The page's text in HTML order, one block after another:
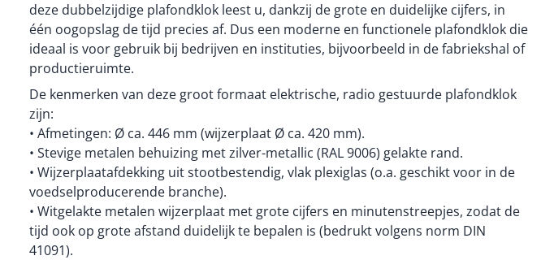
deze dubbelzijdige plafondklok leest u, dankzij de grote en duidelijke cijfers, in
één oogopslag de tijd precies af. Dus een moderne en functionele plafondklok die
ideaal is voor gebruik bij bedrijven en instituties, bijvoorbeeld in de fabriekshal of
productieruimte.
De kenmerken van deze groot formaat elektrische, radio gestuurde plafondklok
zijn:
• Afmetingen: Ø ca. 446 mm (wijzerplaat Ø ca. 420 mm).
• Stevige metalen behuizing met zilver-metallic (RAL 9006) gelakte rand.
• Wijzerplaatafdekking uit stootbestendig, vlak plexiglas (o.a. geschikt voor in de
voedselproducerende branche).
• Witgelakte metalen wijzerplaat met grote cijfers en minutenstreepjes, zodat de
tijd ook op grote afstand duidelijk te bepalen is (bedrukt volgens norm DIN
41091).